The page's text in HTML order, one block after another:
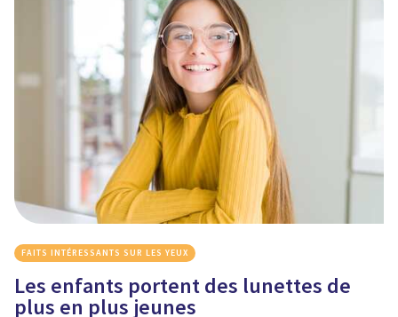
FAITS INTÉRESSANTS SUR LES YEUX
Les enfants portent des lunettes de
plus en plus jeunes